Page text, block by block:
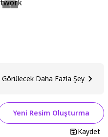
Görülecek Daha Fazla Şey
Yeni Resim Oluşturma
Kaydet